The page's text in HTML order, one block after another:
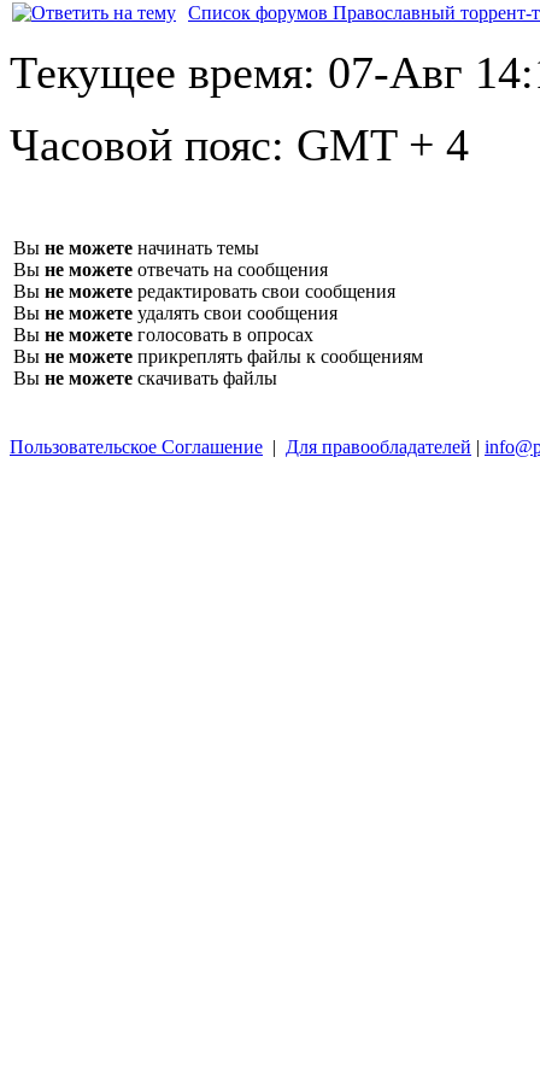
Список форумов Православный торрент-
Текущее время: 07-Авг
Часовой пояс: GMT + 4
Вы не можете начинать темы
Вы не можете отвечать на сообщения
Вы не можете редактировать свои сообщения
Вы не можете удалять свои сообщения
Вы не можете голосовать в опросах
Вы не можете прикреплять файлы к сообщениям
Вы не можете скачивать файлы
Пользовательское Соглашение | Для правообладателей |